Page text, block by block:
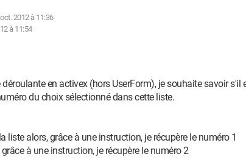
2012 à 11:36
à 11:54
en activex (hors UserForm), je souhaite savoir s'il
du choix sélectionné dans cette liste.
liste alors, grâce à une instruction, je récupère le numéro 1
à une instruction, je récupère le numéro 2